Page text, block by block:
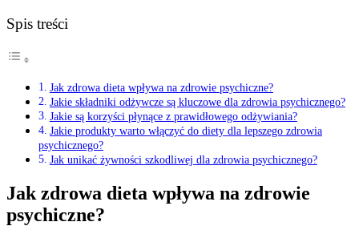
Spis treści
Jak zdrowa dieta wpływa na zdrowie psychiczne?
Jakie składniki odżywcze są kluczowe dla zdrowia psychicznego?
Jakie są korzyści płynące z prawidłowego odżywiania?
Jakie produkty warto włączyć do diety dla lepszego zdrowia
psychicznego?
Jak unikać żywności szkodliwej dla zdrowia psychicznego?
Jak zdrowa dieta wpływa na zdrowie
psychiczne?